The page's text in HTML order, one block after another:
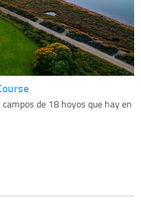
de 18 hoyos que hay en